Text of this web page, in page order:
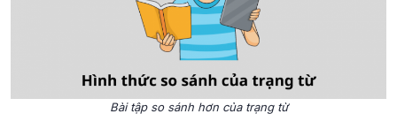
Bài tập so sánh hơn của trạng từ